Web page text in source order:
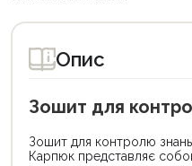
Опис
Зошит для
Зошит для контролю знань
Карпюк представляє